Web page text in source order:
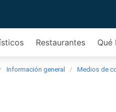
Restaurantes Qué
Información general Medios de